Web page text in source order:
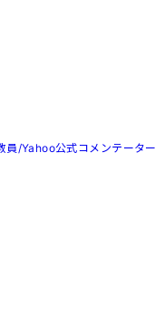
員/Yahoo公式コメンテータ